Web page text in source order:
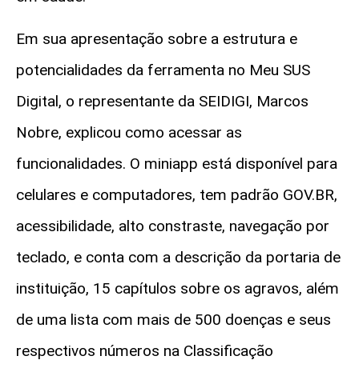
Em sua apresentação sobre a estrutura e
potencialidades da ferramenta no Meu SUS
Digital, o representante da SEIDIGI, Marcos
Nobre, explicou como acessar as
funcionalidades. O miniapp está disponível para
celulares e computadores, tem padrão GOV.BR,
acessibilidade, alto constraste, navegação por
teclado, e conta com a descrição da portaria de
instituição, 15 capítulos sobre os agravos, além
de uma lista com mais de 500 doenças e seus
respectivos números na Classificação